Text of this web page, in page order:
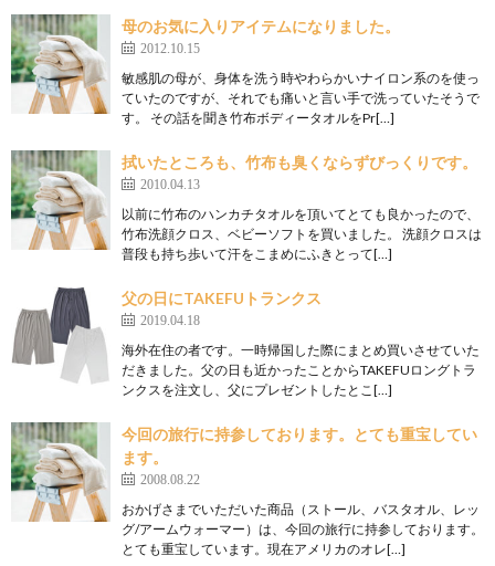
母のお気に入りアイテムになりました。
2012.10.15
敏感肌の母が、身体を洗う時やわらかいナイロン系のを使っ
ていたのですが、それでも痛いと言い手で洗っていたそうで
す。 その話を聞き竹布ボディータオルをPr[…]
拭いたところも、竹布も臭くならずびっくりです。
2010.04.13
以前に竹布のハンカチタオルを頂いてとても良かったので、
竹布洗顔クロス、ベビーソフトを買いました。 洗顔クロスは
普段も持ち歩いて汗をこまめにふきとって[…]
父の日にTAKEFUトランクス
2019.04.18
海外在住の者です。一時帰国した際にまとめ買いさせていた
だきました。父の日も近かったことからTAKEFUロングトラ
ンクスを注文し、父にプレゼントしたとこ[…]
今回の旅行に持参しております。とても重宝してい
ます。
2008.08.22
おかげさまでいただいた商品（ストール、バスタオル、レッ
グ/アームウォーマー）は、今回の旅行に持参しております。
とても重宝しています。現在アメリカのオレ[…]